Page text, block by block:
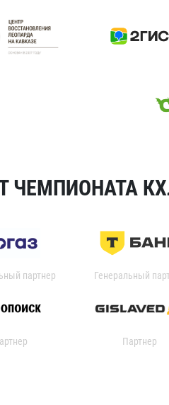
партнер Генеральный
Партнер